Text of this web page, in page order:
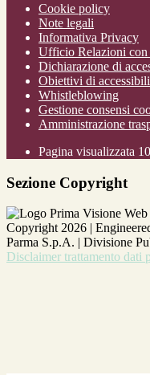
Cookie policy
Note legali
Informativa Privacy
Ufficio Relazioni
Dichiarazione di
Obiettivi di
Whistleblowing
Gestione consensi
Amministrazione
Pagina visualizzata
Sezione Copyright
Copyright 2026 |
Parma S.p.A. | Divisione
Disclaimer trattamento dati